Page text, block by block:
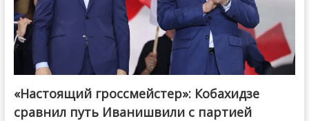
@ქართული ოცნება / Georgian Dream
«Настоящий гроссмейстер»: Кобахидзе
сравнил путь Иванишвили с партией